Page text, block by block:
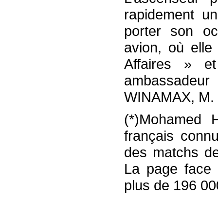
rapidement
porter son
avion, où
Affaires »
WINAMAX,
(*)Mohamed
français
des matchs
La page face
plus de 196